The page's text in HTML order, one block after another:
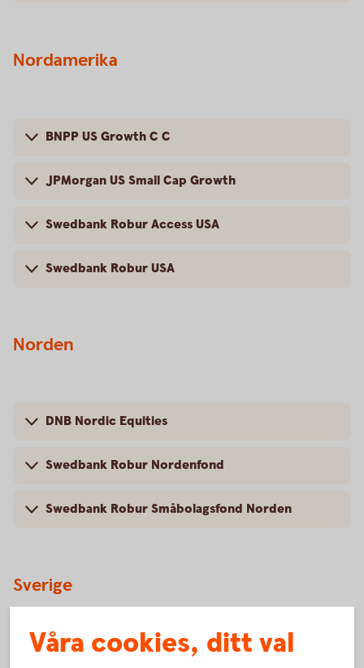
Nordamerika
BNPP US Growth C C
JPMorgan US Small Cap Growth
Swedbank Robur Access USA
Swedbank Robur USA
Norden
DNB Nordic Equities
Swedbank Robur Nordenfond
Swedbank Robur Småbolagsfond Norden
Sverige
Våra cookies, ditt val